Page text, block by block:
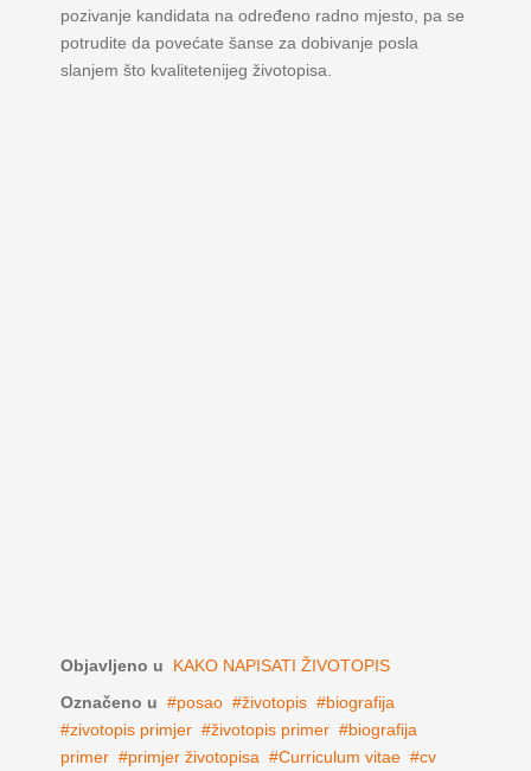
pozivanje kandidata na određeno radno mjesto, pa se
potrudite da povećate šanse za dobivanje posla
slanjem što kvalitetenijeg životopisa.
Objavljeno u
KAKO NAPISATI ŽIVOTOPIS
Označeno u
posao životopis
biografija
zivotopis primjer
životopis primer
biografija
primer
primjer životopisa Curriculum vitae
cv